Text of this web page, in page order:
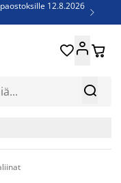
12.8.2026

60% 
 